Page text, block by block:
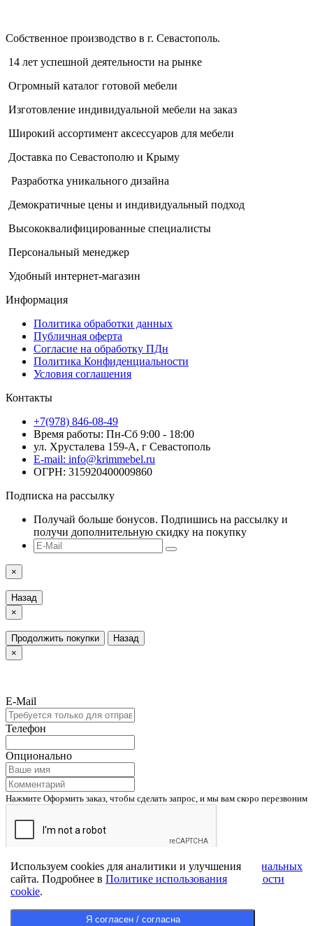
Собственное производство в г. Севастополь.
14 лет успешной деятельности на рынке
Огромный каталог готовой мебели
Изготовление индивидуальной мебели на заказ
Широкий ассортимент аксессуаров для мебели
Доставка по Севастополю и Крыму
Разработка уникального дизайна
Демократичные цены и индивидуальный подход
Высококвалифицированные специалисты
Персональный менеджер
Удобный интернет-магазин
Используем cookies для аналитики и улучшения
сайта. Подробнее в Политике использования
cookie.
Информация
Политика обработки данных
Публичная оферта
Согласие на обработку ПДн
Политика Конфиденциальности
Условия соглашения
Контакты
+7(978) 846-08-49
Время работы: Пн-Сб 9:00 - 18:00
ул. Хрусталева 159-А, г Севастополь
E-mail: info@krimmebel.ru
ОГРН: 315920400009860
Подписка на рассылку
Получай больше бонусов. Подпишись на рассылку и
получи дополнительную скидку на покупку
×
Назад
×
Продолжить покупки
Назад
×
E-Mail
Телефон
Опционально
Нажмите Оформить заказ, чтобы сделать запрос, и мы вам скоро перезвоним
Нажимая кнопку, Вы разрешаетеобработку персональных
данных и соглашаетесь сполитикой конфиденциальности